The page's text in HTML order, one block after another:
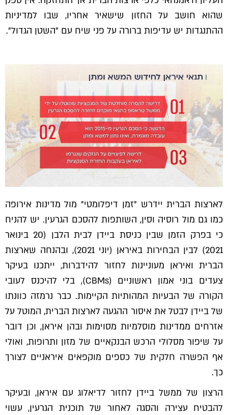
שהוא חושב על החזון שישאיר אחריו, שבו למדיניות
ההתנגדות יש עדיפות ברורה על פני שיח עם "השטן הגדול".
לארצות הברית יידרש "זמן דיפלומטי" מול מדינות אירופה
כמו גם מול רוסיה וסין, השותפות להסכם הגרעין. יש להניח
כי בפרק הזמן שבין כניסת ביידן לבית הלבן (20 בינואר
2021) לבין הבחירות באיראן (יוני 2021), ובהנחה שארצות
הברית ואיראן מעוניינות לחזור להידברות, ייתכנו בעיקר
צעדים בוני אמון ראשוניים (CBMs), בלי להיכנס לעובי
הקורה של הבעיות המהותיות הקיימות. כבר נרמזה כוונתו
של ביידן לבטל את איסור ההגעה לארצות הברית, המוטל על
אזרחים ממדינות מוסלמיות מסוימות ובהן איראן, וכן דובר
על שיפור מסלולי הרכש הבנקאיים של מזון ותרופות, ואולי
אף הפשרה חלקית של כספים מוקפאים איראניים לצורך
כך.
הרצון של ממשל ביידן לחזור לדיאלוג עם איראן, ובעיקר
להבטיח עצירה והסגה לאחור של תוכנית הגרעין, עשוי